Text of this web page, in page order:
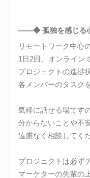
――◆ 孤独を感じる
リモートワーク中心
1日2回、オンライン
プロジェクトの進捗
各メンバーのタスク
気軽に話せる場です
分からないことや不
遠慮なく相談してく
プロジェクトは必ず
マーケターの先輩の